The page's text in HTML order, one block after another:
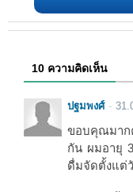
10 ความคิดเห็น
ปฐมพงศ์
ขอบคุณมาก
กัน ผมอายุ
ดื่มจัดตั้งแต่